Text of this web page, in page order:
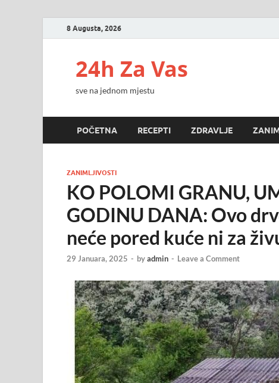
8 Augusta, 2026
24h Za Vas
sve na jednom mjestu
POČETNA RECEPTI ZDRAVLJE
ZANIMLJIVOSTI
KO POLOMI GRANU,
GODINU DANA: Ovo
neće pored kuće ni za
29 Januara, 2025 - byadmin - Leave a Comment